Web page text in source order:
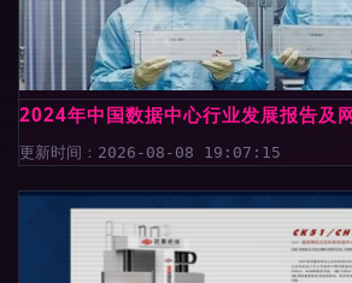
2024年中国数据中心行业发展报告及
更新时间：2026-08-08 19:07:15